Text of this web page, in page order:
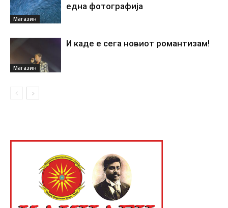
Магазин
една фотографија
Магазин
И каде е сега новиот романтизам!